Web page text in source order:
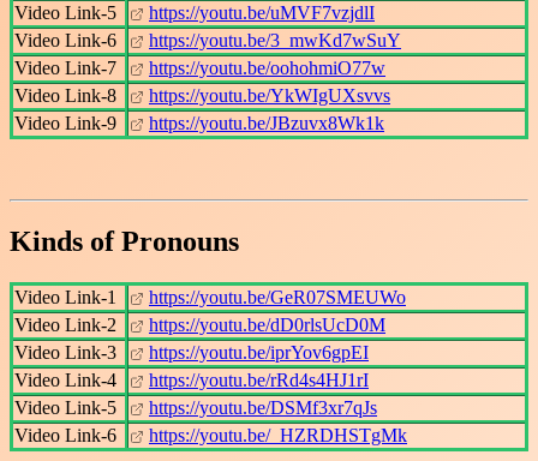
Video Link-5
https://youtu.be/uMVF7vzjdlI
Video Link-6
https://youtu.be/3_mwKd7wSuY
Video Link-7
https://youtu.be/oohohmiO77w
Video Link-8
https://youtu.be/YkWIgUXsvvs
Video Link-9
https://youtu.be/JBzuvx8Wk1k
Kinds of Pronouns
Video Link-1
https://youtu.be/GeR07SMEUWo
Video Link-2
https://youtu.be/dD0rlsUcD0M
Video Link-3
https://youtu.be/iprYov6gpEI
Video Link-4
https://youtu.be/rRd4s4HJ1rI
Video Link-5
https://youtu.be/DSMf3xr7qJs
Video Link-6
https://youtu.be/_HZRDHSTgMk